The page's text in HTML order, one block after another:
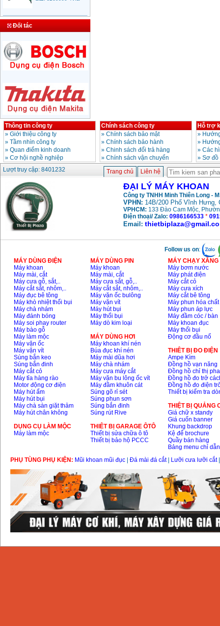
Bảng giá mũi khoan
Giá:330000VND
Máy Khoan Bosch
GSB 16RE (750W)
Bộ máy khoan Bosch
GSB 13RE hộp nhựa
Giá:1977000VND
Máy khoan sắt Bosch
GBM 350 (350W)
Giá :1038000
Máy khoan búa
Makita HP1630
(16mm) 710W
Giá
1697000
Máy khoan Bosch
hộp giấy
Máy khoan Bosch
GSB 550 (550W)
Giá: 1132000
Bảng giá máy khoan
Bosch 2024
Giá:884000VND
Máy khoan Bosch
GBH 2-24RE (790W)
Giá:3062000
Đối tác
Thông tin công ty
» Giới thiệu công ty
» Tầm nhìn công ty
» Quan điểm kinh doanh
» Cơ hội nghề nghiệp
Chính sách công ty
» Chính sách bảo mật
» Chính sách bảo hành
» Chinh sách đổi trả hàng
» Chính sách vận chuyển
Hỗ trợ
»
»
» Các
» Sơ
Lượt truy cập: 8401232
Trang chủ Liên hệ
ĐẠI LÝ MÁY KHOAN
Công ty TNHH Minh Thiên Long -
VPHN: 14B/200 Phố Vĩnh Hưng,
VPHCM: 133 Đào Cam Mộc,
Điện thoại/ Zalo: 0986166533 *
Email:
Follow us on:
MÁY DÙNG ĐIỆN
Máy khoan
Máy mài, cắt
Máy cưa gỗ, sắt,..
Máy cắt sắt, nhôm,..
Máy đục bê tông
Máy khò nhiệt thổi bụi
Máy chà nhám
Máy đánh bóng
Máy soi phay router
Máy bào gỗ
Máy làm mộc
Máy vặn ốc
Máy vặn vít
Súng bắn keo
Súng bắn đinh
Máy cắt cỏ
Máy tỉa hàng rào
Motor động cơ điện
Máy hút ẩm
Máy hút bụi
Máy chà sàn giặt thảm
Máy hút chân không
DỤNG CỤ LÀM MỘC
Máy làm mộc
MÁY DÙNG PIN
Máy khoan
Máy mài, cắt
Máy cưa sắt, gỗ,..
Máy cắt sắt, nhôm,..
Máy vặn ốc bulông
Máy vặn vít
Máy hút bụi
Máy thổi bụi
Máy dò kim loại
MÁY DÙNG HƠI
Máy khoan khí nén
Búa đục khí nén
Máy mài dũa hơi
Máy chà nhám
Máy cưa máy cắt
Máy vặn bu lông ốc vít
Máy đầm khuôn cát
Súng gõ rỉ sét
Súng phun sơn
Súng bắn đinh
Súng rút Rive
THIÊT BỊ GARAGE ÔTÔ
Thiết bị sửa chữa ô tô
Thiết bị bảo hộ PCCC
MÁY CHẠY
Máy bơm nước
Máy phát điện
Máy cắt cỏ
Máy cưa xích
Máy cắt bê tông
Máy phun hóa chất
Máy phun áp lực
Máy đầm cóc / bàn
Máy khoan đục
Máy thổi bụi
Động cơ đầu nổ
THIÊT BỊ ĐO ĐIỆN
Ampe Kìm
Đồng hồ vạn năng
Đồng hồ chỉ thị pha
Đồng hồ đo trở
Đồng hồ đo điện
Thiết bị kiểm tra
THIỆT BỊ QUẢNG
Giá chữ x standy
Giá cuốn banner
Khung backdrop
Kệ để brochure
Quầy bán hàng
Bảng menu chỉ dẫn
PHỤ TÙNG PHỤ KIỆN: Mũi khoan mũi đục Đá mài đá cắt| Lưỡi cưa lưỡi cắt